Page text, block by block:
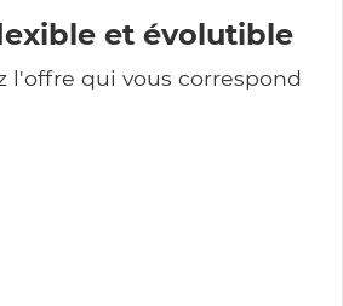
et évolutible
l'offre qui vous correspond